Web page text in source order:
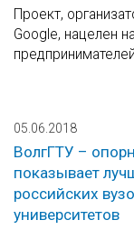
Проект,
Google, нацелен
05.06.2018
ВолгГТУ –
показывает
российских
университетов